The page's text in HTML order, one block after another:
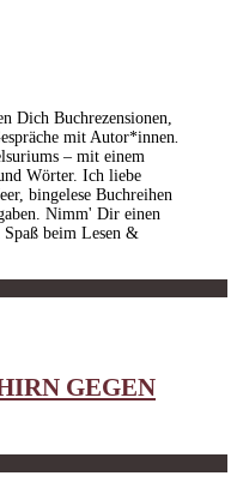
Dich Buchrezensionen,
mit Autor*innen.
– mit einem
Wörter. Ich liebe
bingelese Buchreihen
Nimm' Dir einen
beim Lesen &
GEGEN